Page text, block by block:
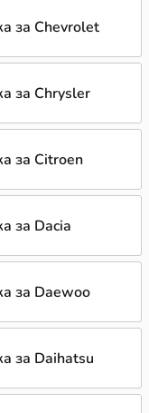
за Chevrolet
за Chrysler
за Citroen
за Dacia
за Daewoo
за Daihatsu